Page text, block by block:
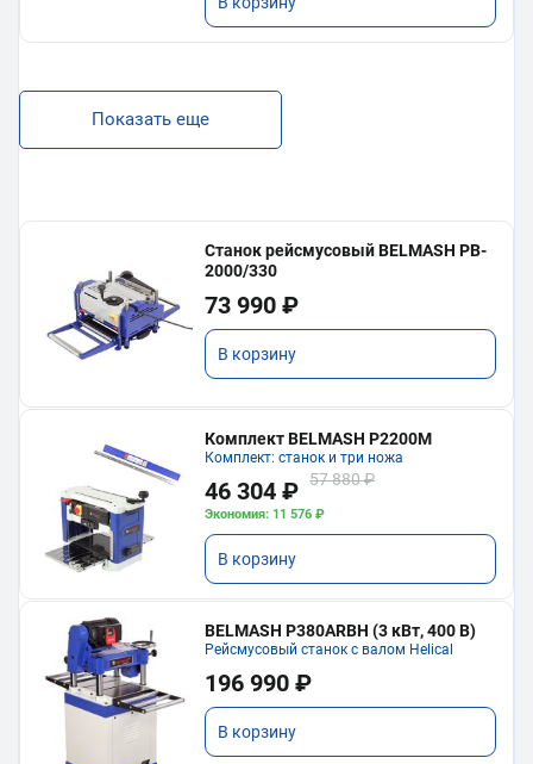
Показать еще
Станок рейсмусовый BELMASH PB-
2000/330
73 990 ₽
В корзину
Комплект BELMASH P2200M
Комплект: станок и три ножа
46 304 ₽ 57 880 ₽
Экономия: 11 576 ₽
В корзину
BELMASH P380ARBH (3 кВт, 400 В)
Рейсмусовый станок с валом Helical
196 990 ₽
В корзину